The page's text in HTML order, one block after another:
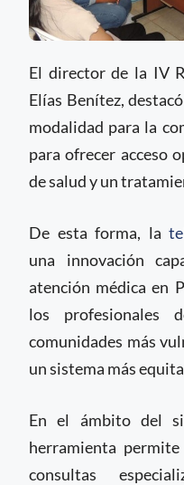
El director de la IV
Elías Benítez,
modalidad para la
para ofrecer acceso
de salud y un
De esta forma, la
una innovación
atención médica en
los profesionales
comunidades más
un sistema más
En el ámbito del
herramienta
consultas